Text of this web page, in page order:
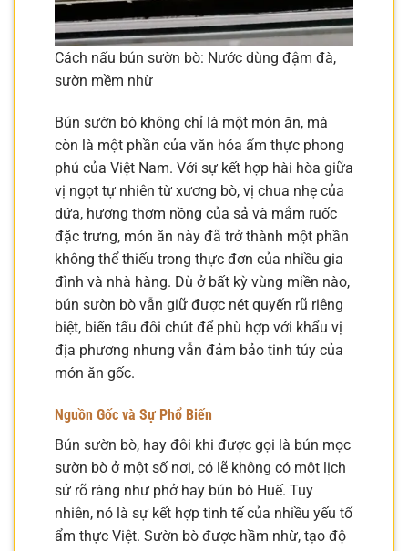
Cách nấu bún sườn bò: Nước dùng đậm đà,
sườn mềm nhừ
Bún sườn bò không chỉ là một món ăn, mà
còn là một phần của văn hóa ẩm thực phong
phú của Việt Nam. Với sự kết hợp hài hòa giữa
vị ngọt tự nhiên từ xương bò, vị chua nhẹ của
dứa, hương thơm nồng của sả và mắm ruốc
đặc trưng, món ăn này đã trở thành một phần
không thể thiếu trong thực đơn của nhiều gia
đình và nhà hàng. Dù ở bất kỳ vùng miền nào,
bún sườn bò vẫn giữ được nét quyến rũ riêng
biệt, biến tấu đôi chút để phù hợp với khẩu vị
địa phương nhưng vẫn đảm bảo tinh túy của
món ăn gốc.
Nguồn Gốc và Sự Phổ Biến
Bún sườn bò, hay đôi khi được gọi là bún mọc
sườn bò ở một số nơi, có lẽ không có một lịch
sử rõ ràng như phở hay bún bò Huế. Tuy
nhiên, nó là sự kết hợp tinh tế của nhiều yếu tố
ẩm thực Việt. Sườn bò được hầm nhừ, tạo độ